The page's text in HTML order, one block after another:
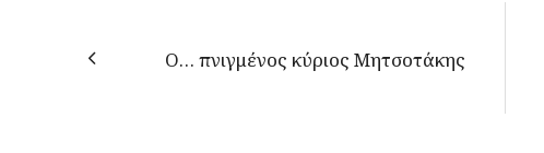
O… πνιγμένος κύριος Μητσοτάκης